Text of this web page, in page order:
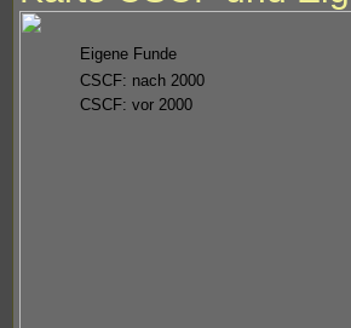
Eigene Funde
CSCF: nach 2000
CSCF: vor 2000